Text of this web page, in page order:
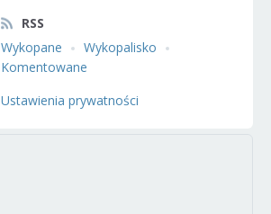
RSS
Wykopane
Wykopalisko
Komentowane
Ustawienia prywatności